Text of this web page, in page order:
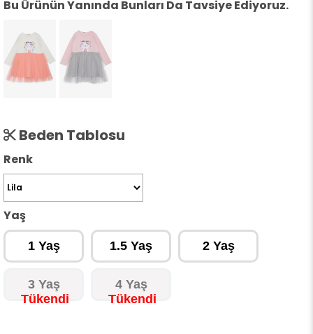
Bu Ürünün Yanında Bunları Da Tavsiye Ediyoruz.
Beden Tablosu
Renk
Yaş
1 Yaş 1.5 Yaş 2 Yaş
3 Yaş 4 Yaş